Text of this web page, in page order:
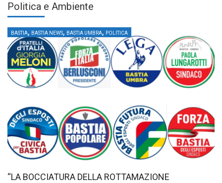
Politica e Ambiente
BASTIA, BASTIA NEWS, BASTIA UMBRA, POLITICA
“LA BOCCIATURA DELLA ROTTAMAZIONE